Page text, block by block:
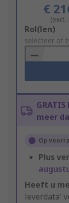
€
(excl.
Add
to
Basket
Rol(len)
selecteer of
meer
Op
Plus
Heeft u
leverdata'